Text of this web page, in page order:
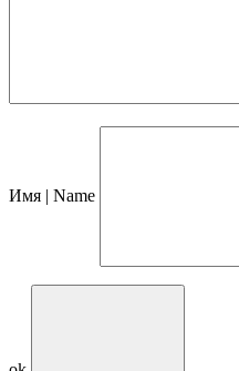
Имя | Name